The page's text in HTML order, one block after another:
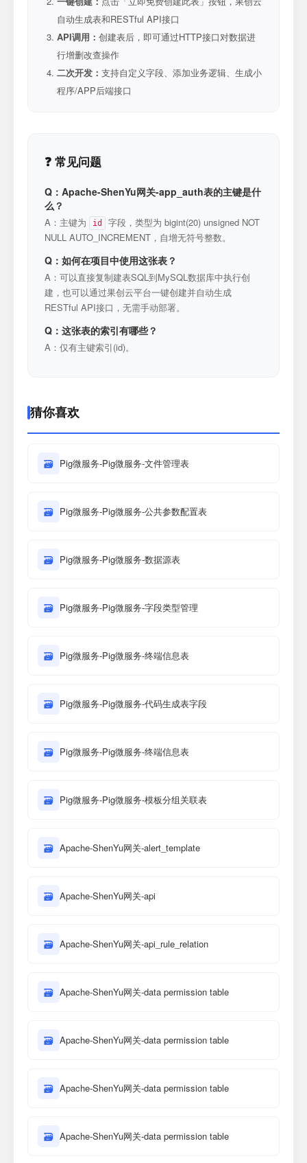
自动生成表和RESTful API接口
API调用： 创建表后，即可通过HTTP接口对数据进
行增删改查操作
二次开发： 支持自定义字段、添加业务逻辑、生成小
程序/APP后端接口
❓ 常见问题
Q：Apache-ShenYu网关-app_auth表的主键是什
么？
A：主键为 id
字段，类型为 bigint(20) unsigned NOT
NULL AUTO_INCREMENT，自增无符号整数。
Q：如何在项目中使用这张表？
A：可以直接复制建表SQL到MySQL数据库中执行创
建，也可以通过果创云平台一键创建并自动生成
RESTful API接口，无需手动部署。
Q：这张表的索引有哪些？
A：仅有主键索引(id)。
猜你喜欢
🗃 Pig微服务-Pig微服务-文件管理表
🗃 Pig微服务-Pig微服务-公共参数配置表
🗃 Pig微服务-Pig微服务-数据源表
🗃 Pig微服务-Pig微服务-字段类型管理
🗃 Pig微服务-Pig微服务-终端信息表
🗃 Pig微服务-Pig微服务-代码生成表字段
🗃 Pig微服务-Pig微服务-终端信息表
🗃 Pig微服务-Pig微服务-模板分组关联表
🗃 Apache-ShenYu网关-alert_template
🗃 Apache-ShenYu网关-api
🗃 Apache-ShenYu网关-api_rule_relation
🗃 Apache-ShenYu网关-data permission table
🗃 Apache-ShenYu网关-data permission table
🗃 Apache-ShenYu网关-data permission table
🗃 Apache-ShenYu网关-data permission table